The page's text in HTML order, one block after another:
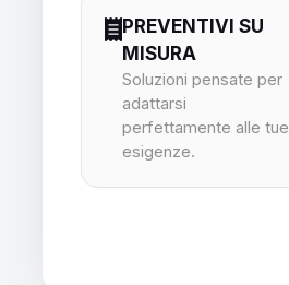
PREVENTIVI SU
MISURA
Soluzioni pensate per
adattarsi
perfettamente alle tue
esigenze.